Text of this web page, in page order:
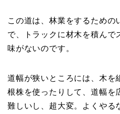
この道は、林業をするための
で、トラックに材木を積んで
味がないのです。
道幅が狭いところには、木を
根株を使ったりして、道幅を
難しいし、超大変。よくやる